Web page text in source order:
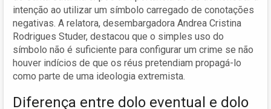
intenção ao utilizar um símbolo carregado de conotações
negativas. A relatora, desembargadora Andrea Cristina
Rodrigues Studer, destacou que o simples uso do
símbolo não é suficiente para configurar um crime se não
houver indícios de que os réus pretendiam propagá-lo
como parte de uma ideologia extremista.
Diferença entre dolo eventual e dolo